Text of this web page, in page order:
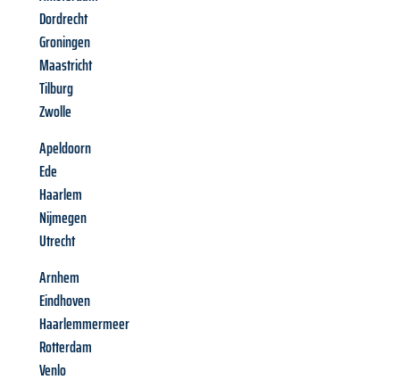
Dordrecht
Groningen
Maastricht
Tilburg
Zwolle
Apeldoorn
Ede
Haarlem
Nijmegen
Utrecht
Arnhem
Eindhoven
Haarlemmermeer
Rotterdam
Venlo